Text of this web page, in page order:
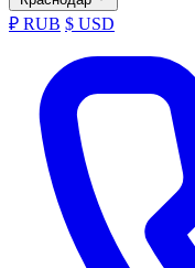
₽ RUB $ USD